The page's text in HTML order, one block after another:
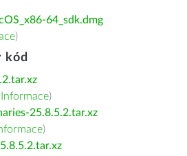
64_sdk.dmg
)
kód
Informace)
25.8.5.2.tar.xz
)